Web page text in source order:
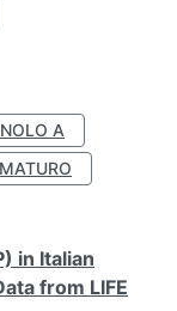
A
in Italian
from LIFE